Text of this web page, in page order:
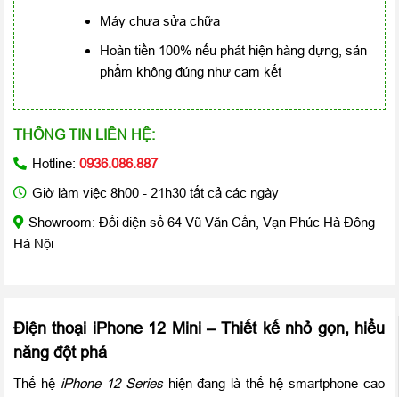
Máy chưa sửa chữa
Hoàn tiền 100% nếu phát hiện hàng dựng, sản
phẩm không đúng như cam kết
THÔNG TIN LIÊN HỆ:
Hotline: 0936.086.887
Giờ làm việc 8h00 - 21h30 tất cả các ngày
Showroom: Đối diện số 64 Vũ Văn Cẩn, Vạn Phúc Hà Đông
Hà Nội
Điện thoại iPhone 12 Mini– Thiết kế nhỏ gọn, hiểu
năng đột phá
Thế hệ iPhone 12 Serieshiện đang là thế hệ smartphone cao